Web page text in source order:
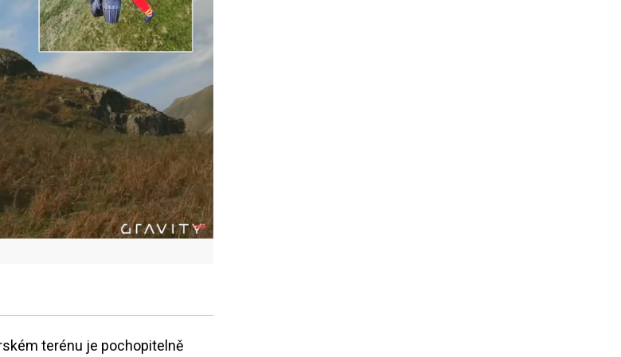
terénu je pochopitelně